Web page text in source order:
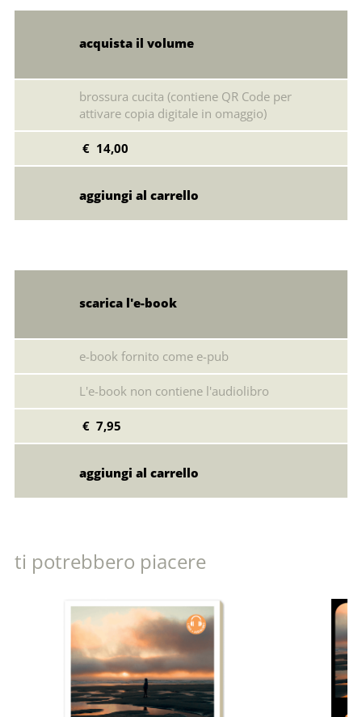
acquista il volume
brossura cucita (contiene QR Code per
attivare copia digitale in omaggio)
€ 14,00
scarica l'e-book
e-book fornito come e-pub
L'e-book non contiene l'audiolibro
€ 7,95
ti potrebbero piacere